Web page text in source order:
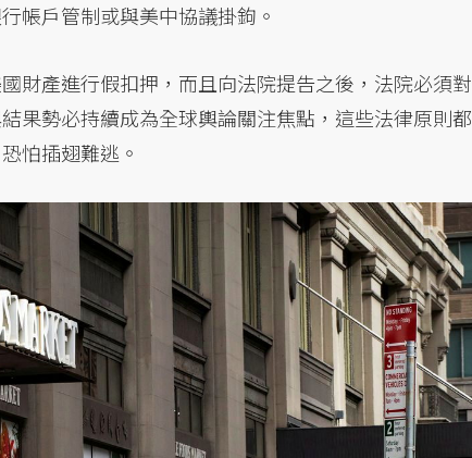
帳戶管制或與美中協議掛鉤。
財產進行假扣押，而且向法院提告之後，法院必須對
果勢必持續成為全球輿論關注焦點，這些法律原則都
怕插翅難逃。